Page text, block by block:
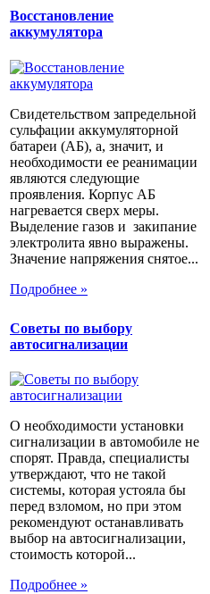
Восстановление
аккумулятора
Свидетельством запредельной
сульфации аккумуляторной
батареи (АБ), а, значит, и
необходимости ее реанимации
являются следующие
проявления. Корпус АБ
нагревается сверх меры.
Выделение газов и закипание
электролита явно выражены.
Значение напряжения снятое...
Подробнее »
Советы по выбору
автосигнализации
О необходимости установки
сигнализации в автомобиле не
спорят. Правда, специалисты
утверждают, что не такой
системы, которая устояла бы
перед взломом, но при этом
рекомендуют останавливать
выбор на автосигнализации,
стоимость которой...
Подробнее »